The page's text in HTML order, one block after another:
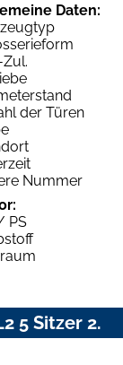
Daten:
der Türen
Nummer
PS
5 Sitzer 2.